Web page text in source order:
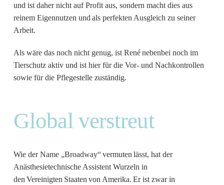
und ist daher nicht auf Profit aus, sondern macht dies aus
reinem Eigennutzen und als perfekten Ausgleich zu seiner
Arbeit.
Als wäre das noch nicht genug, ist René nebenbei noch im
Tierschutz aktiv und ist hier für die Vor- und Nachkontrollen
sowie für die Pflegestelle zuständig.
Global verstreut
Wie der Name „Broadway“ vermuten lässt, hat der
Anästhesietechnische Assistent Wurzeln in
den Vereinigten Staaten von Amerika. Er ist zwar in